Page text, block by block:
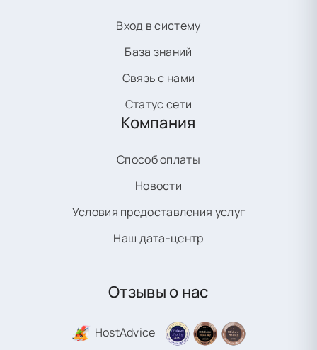
Вход в систему
База знаний
Связь с нами
Статус сети
Компания
Способ оплаты
Новости
Условия предоставления услуг
Наш дата-центр
Отзывы о нас
HostAdvice